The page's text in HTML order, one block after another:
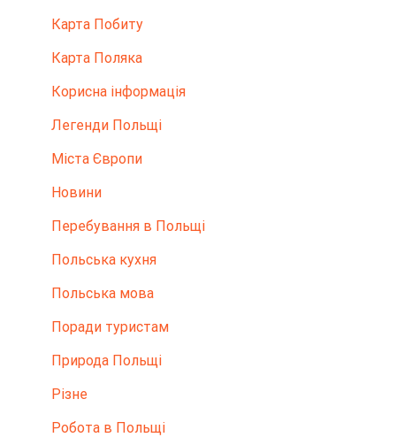
Карта Побиту
Карта Поляка
Корисна інформація
Легенди Польщі
Міста Європи
Новини
Перебування в Польщі
Польська кухня
Польська мова
Поради туристам
Природа Польщі
Різне
Робота в Польщі